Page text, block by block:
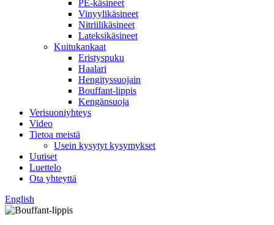
PE-käsineet
Vinyylikäsineet
Nitriilikäsineet
Lateksikäsineet
Kuitukankaat
Eristyspuku
Haalari
Hengityssuojain
Bouffant-lippis
Kengänsuoja
Verisuoniyhteys
Video
Tietoa meistä
Usein kysytyt kysymykset
Uutiset
Luettelo
Ota yhteyttä
English